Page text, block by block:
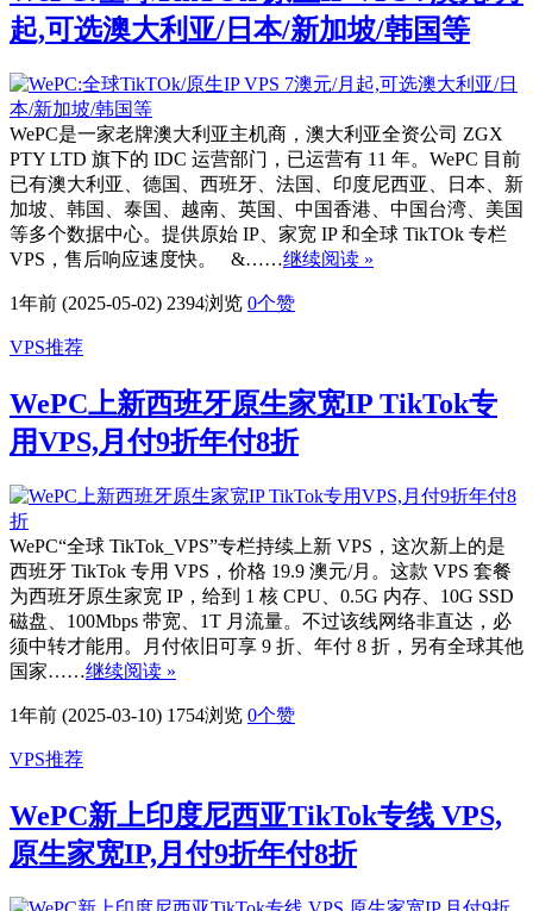
起,可选澳大利亚/日本/新加坡/韩国等
WePC是一家老牌澳大利亚主机商，澳大利亚全资公司 ZGX
PTY LTD 旗下的 IDC 运营部门，已运营有 11 年。WePC 目前
已有澳大利亚、德国、西班牙、法国、印度尼西亚、日本、新
加坡、韩国、泰国、越南、英国、中国香港、中国台湾、美国
等多个数据中心。提供原始 IP、家宽 IP 和全球 TikTOk 专栏
VPS，售后响应速度快。 &……继续阅读 »
1年前 (2025-05-02) 2394浏览 0个赞
VPS推荐
WePC上新西班牙原生家宽IP TikTok专
用VPS,月付9折年付8折
WePC“全球 TikTok_VPS”专栏持续上新 VPS，这次新上的是
西班牙 TikTok 专用 VPS，价格 19.9 澳元/月。这款 VPS 套餐
为西班牙原生家宽 IP，给到 1 核 CPU、0.5G 内存、10G SSD
磁盘、100Mbps 带宽、1T 月流量。不过该线网络非直达，必
须中转才能用。月付依旧可享 9 折、年付 8 折，另有全球其他
国家……继续阅读 »
1年前 (2025-03-10) 1754浏览 0个赞
VPS推荐
WePC新上印度尼西亚TikTok专线 VPS,
原生家宽IP,月付9折年付8折